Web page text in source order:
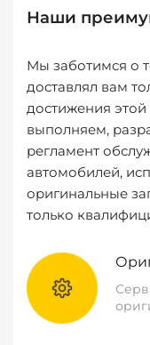
Наши
Мы заботимся о
доставлял вам
достижения
выполняем,
регламент
автомобилей,
оригинальные
только